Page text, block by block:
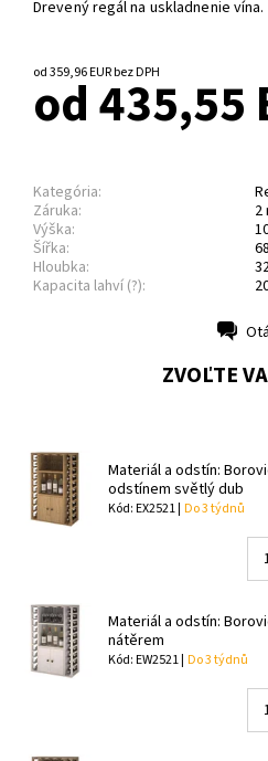
Drevený regál na uskladnenie vína.
od 359,96 EUR bez DPH
od 435,55
Kategória:
Záruka:
2
Výška:
Šířka:
Hloubka:
Kapacita lahví (?):
ZVOĽTE
Materiál a odstín:
odstínem světlý dub
Kód: EX2521 | Do 3 týdnů
Materiál a odstín:
nátěrem
Kód: EW2521 | Do 3 týdnů